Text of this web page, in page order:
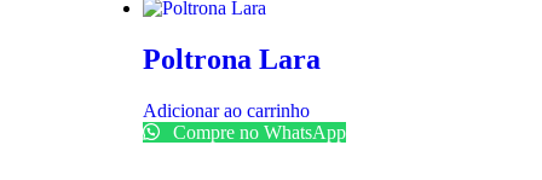
Poltrona Lara
Adicionar ao carrinho
Compre no WhatsApp